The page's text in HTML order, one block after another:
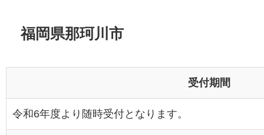
福岡県那珂川市
受付期間
令和6年度より随時受付となります。